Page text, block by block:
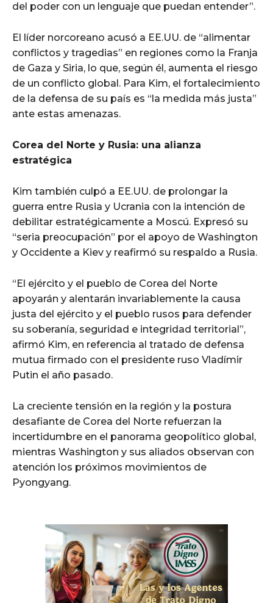
del poder con un lenguaje que puedan entender”.
El líder norcoreano acusó a EE.UU. de “alimentar
conflictos y tragedias” en regiones como la Franja
de Gaza y Siria, lo que, según él, aumenta el riesgo
de un conflicto global. Para Kim, el fortalecimiento
de la defensa de su país es “la medida más justa”
ante estas amenazas.
Corea del Norte y Rusia: una alianza
estratégica
Kim también culpó a EE.UU. de prolongar la
guerra entre Rusia y Ucrania con la intención de
debilitar estratégicamente a Moscú. Expresó su
“seria preocupación” por el apoyo de Washington
y Occidente a Kiev y reafirmó su respaldo a Rusia.
“El ejército y el pueblo de Corea del Norte
apoyarán y alentarán invariablemente la causa
justa del ejército y el pueblo rusos para defender
su soberanía, seguridad e integridad territorial”,
afirmó Kim, en referencia al tratado de defensa
mutua firmado con el presidente ruso Vladímir
Putin el año pasado.
La creciente tensión en la región y la postura
desafiante de Corea del Norte refuerzan la
incertidumbre en el panorama geopolítico global,
mientras Washington y sus aliados observan con
atención los próximos movimientos de
Pyongyang.